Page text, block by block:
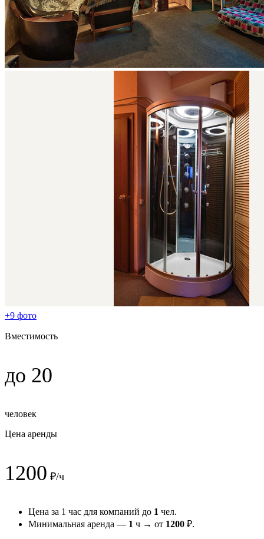
+9 фото
Вместимость
до 20
человек
Цена аренды
1200 ₽/ч
Цена за 1 час для компаний до 1 чел.
Минимальная аренда — 1 ч → от 1200 ₽.